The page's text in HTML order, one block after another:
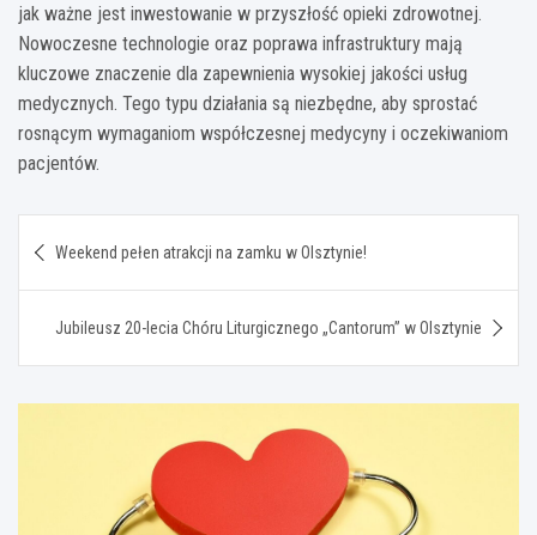
jak ważne jest inwestowanie w przyszłość opieki zdrowotnej.
Nowoczesne technologie oraz poprawa infrastruktury mają
kluczowe znaczenie dla zapewnienia wysokiej jakości usług
medycznych. Tego typu działania są niezbędne, aby sprostać
rosnącym wymaganiom współczesnej medycyny i oczekiwaniom
pacjentów.
wpisu
Weekend pełen atrakcji na zamku w Olsztynie!
Jubileusz 20-lecia Chóru Liturgicznego „Cantorum” w Olsztynie